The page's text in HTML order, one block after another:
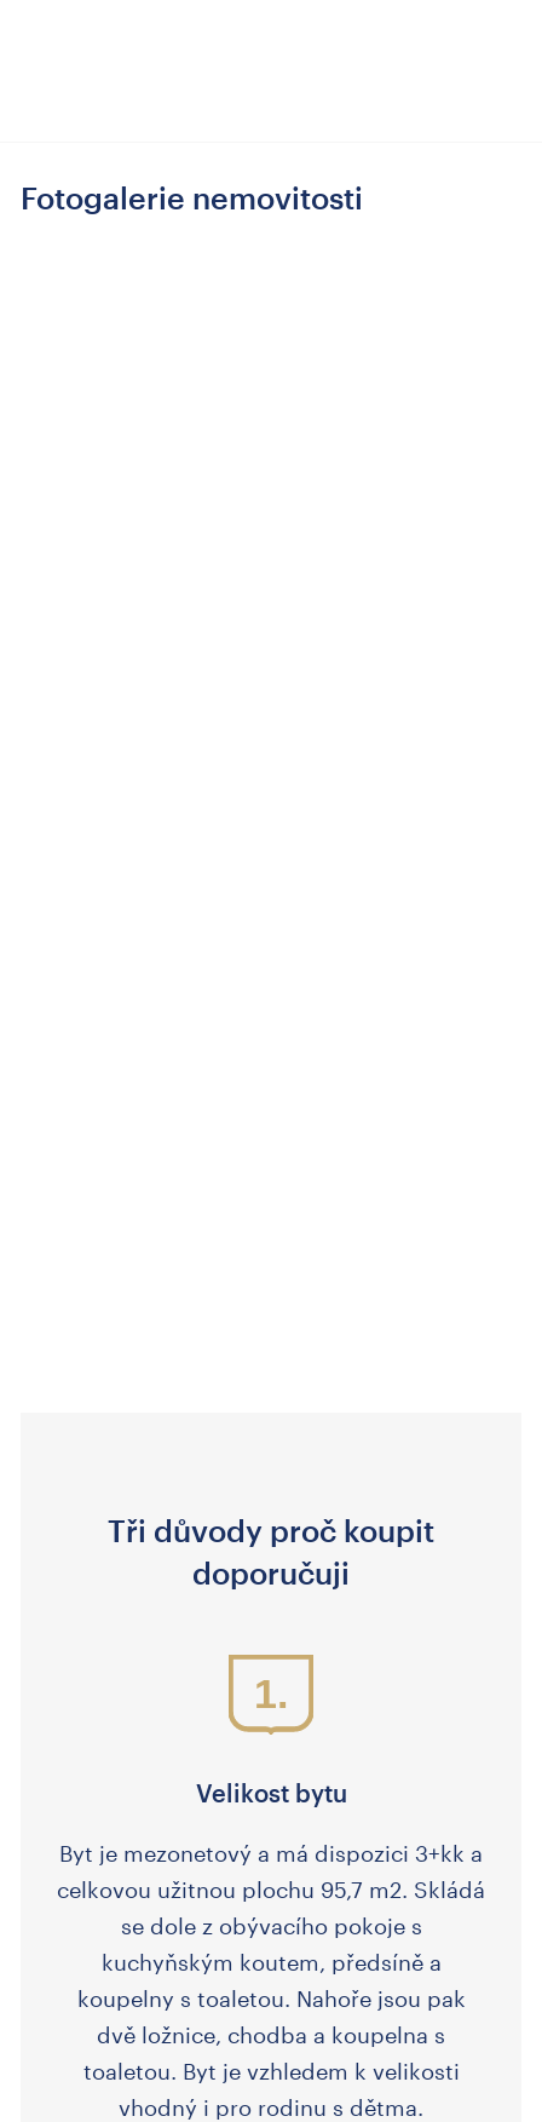
Fotogalerie nemovitosti
Tři důvody proč koupit
doporučuji
1.
Velikost bytu
Byt je mezonetový a má dispozici 3+kk a
celkovou užitnou plochu 95,7 m2. Skládá
se dole z obývacího pokoje s
kuchyňským koutem, předsíně a
koupelny s toaletou. Nahoře jsou pak
dvě ložnice, chodba a koupelna s
toaletou. Byt je vzhledem k velikosti
vhodný i pro rodinu s dětma.